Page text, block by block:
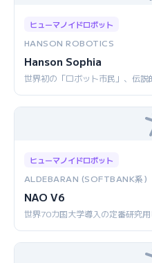
ヒューマノイドロボット
HANSON ROBOTICS
Hanson Sophia
世界初の「ロボット市民」、伝
ヒューマノイドロボット
ALDEBARAN (SOFTBANK系)
NAO V6
世界70カ国大学導入の定番研究